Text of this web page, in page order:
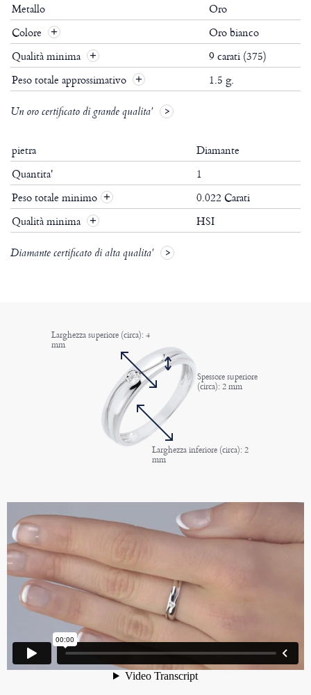
Metallo
Oro
Colore
Oro bianco
Qualità minima
9 carati (375)
Peso totale approssimativo
1.5 g.
Un oro certificato di grande qualita'
pietra
Diamante
Quantita'
1
Peso totale minimo +
0.022 Carati
Qualità minima + HSI
Diamante certificato di alta qualita'
Larghezza superiore (circa): 4
mm
Spessore superiore
(circa): 2 mm
Larghezza inferiore (circa): 2
mm